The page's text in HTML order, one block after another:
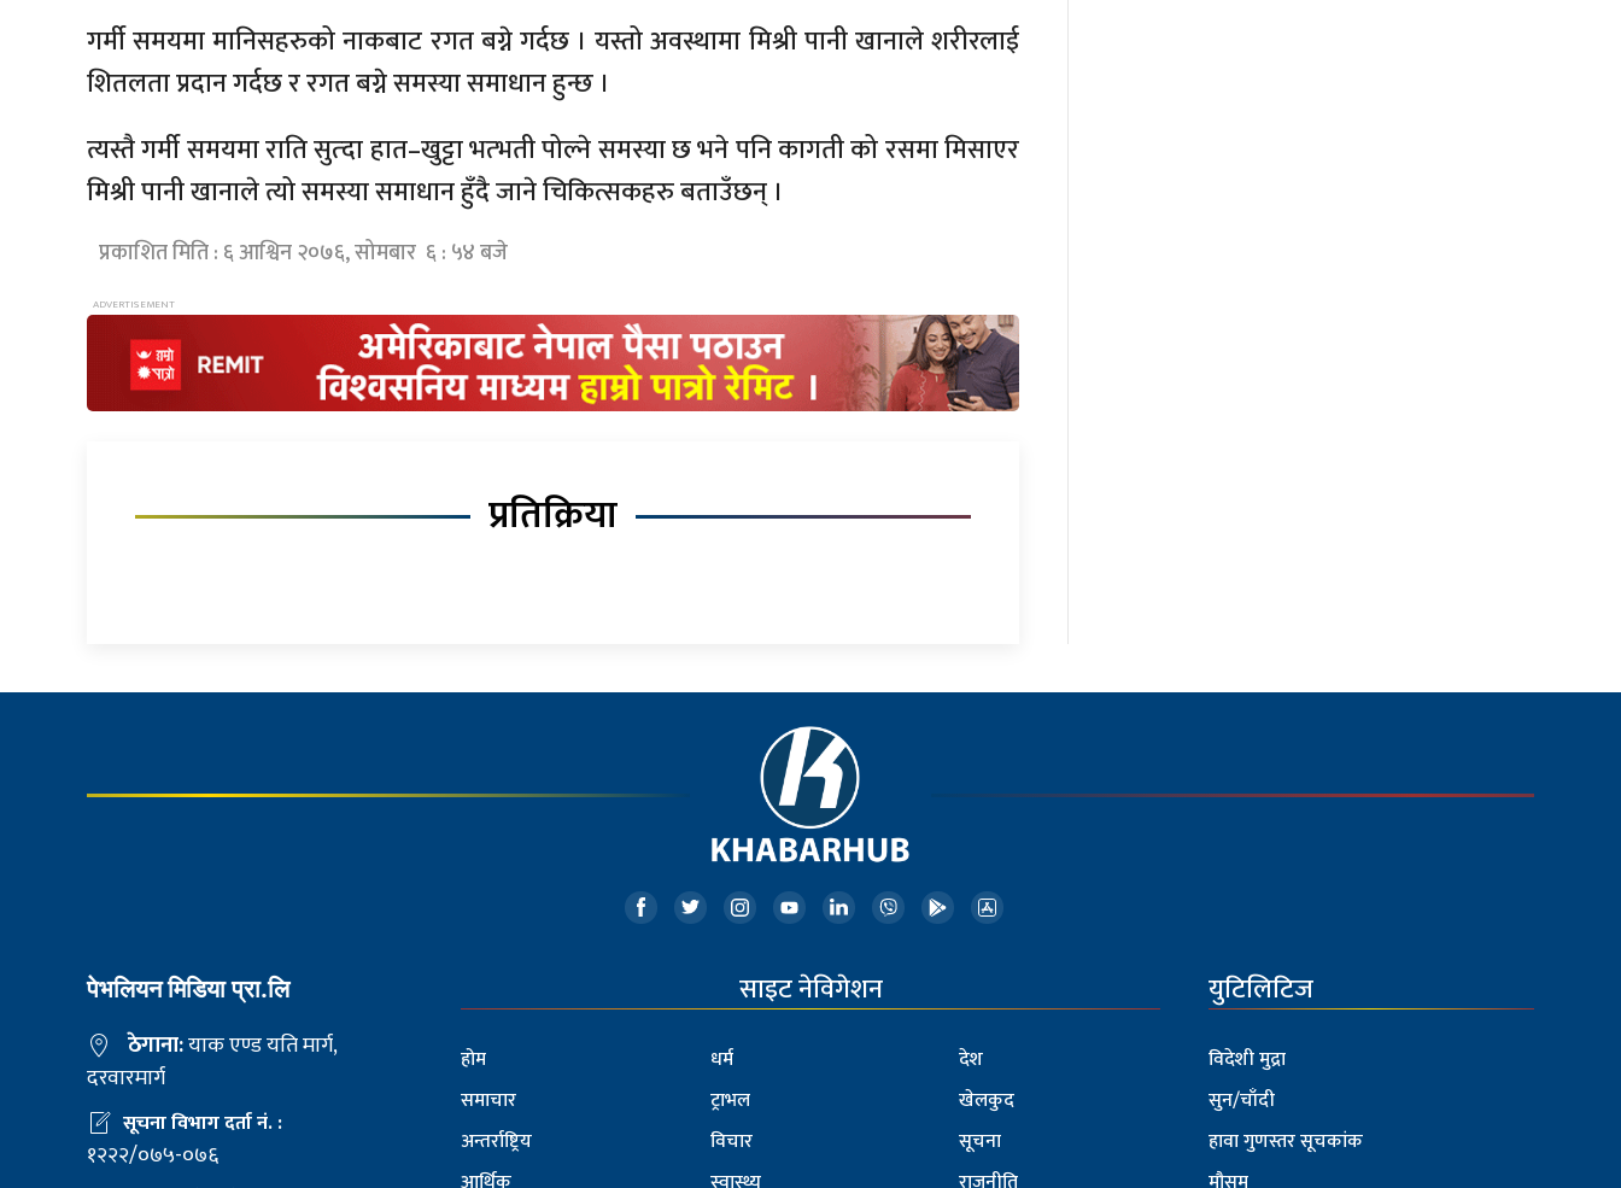
गर्मी समयमा मानिसहरुको नाकबाट रगत बग्ने गर्दछ । यस्तो अवस्थामा मिश्री पानी खानाले शरीरलाई
शितलता प्रदान गर्दछ र रगत बग्ने समस्या समाधान हुन्छ ।
त्यस्तै गर्मी समयमा राति सुत्दा हात–खुट्टा भत्भती पोल्ने समस्या छ भने पनि कागती को रसमा मिसाएर
मिश्री पानी खानाले त्यो समस्या समाधान हुँदै जाने चिकित्सकहरु बताउँछन् ।
प्रकाशित मिति : ६ आश्विन २०७६, सोमबार ६ : ५४ बजे
प्रतिक्रिया
पेभलियन मिडिया प्रा.लि
ठेगाना:याक एण्ड यति मार्ग,
दरवारमार्ग
सूचना विभाग दर्ता नं. :
१२२२/०७५-०७६
साइट नेविगेशन
होम
समाचार
अन्तर्राष्ट्रिय
धर्म
ट्राभल
विचार
देश
खेलकुद
सूचना
युटिलिटिज
विदेशी मुद्रा
सुन/चाँदी
हावा गुणस्तर सूचकांक